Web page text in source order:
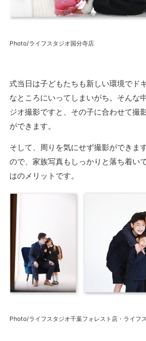
Photo/ライフスタジオ国分寺店
式当日は子どもたちも新しい環境でド
なところにいってしまいがち。そんな
ジオ撮影ですと、その子に合わせて撮
ができます。
そして、周りを気にせず撮影ができま
ので、家族写真もしっかりと落ち着い
はのメリットです。
Photo/ライフスタジオ千葉フォレスト店・ライフ